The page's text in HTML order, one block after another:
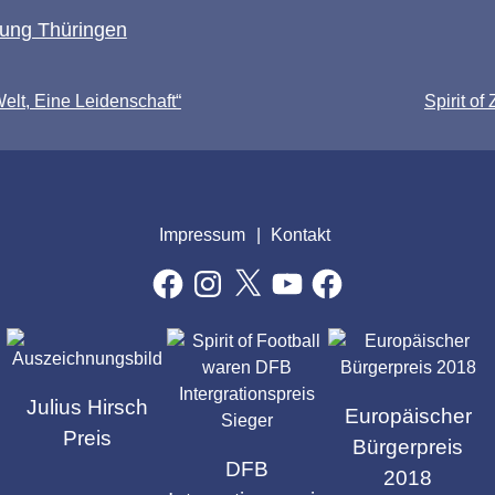
Thüringen
Eine Leidenschaft“ Spirit of
Impressum Kontakt
FacebookInstagram
X YouTubeFacebook
Julius Hirsch
Preis
DFB
Europäischer
Bürgerpreis
2018